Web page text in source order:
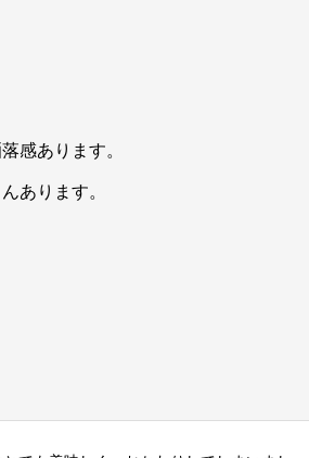
感あります。
あります。